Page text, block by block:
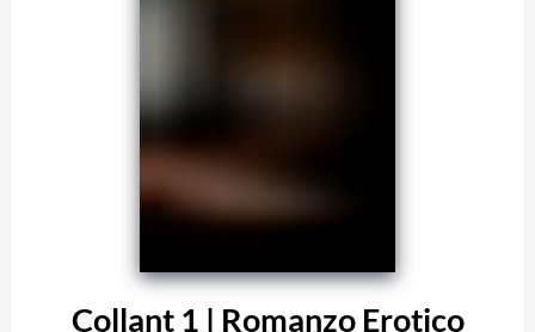
Collant 1 | Romanzo Erotico